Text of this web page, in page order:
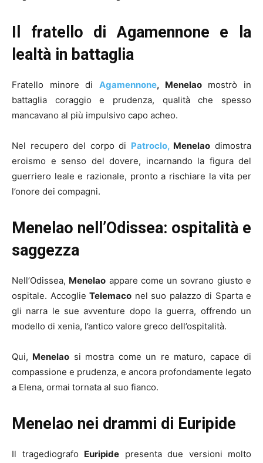
Il fratello di Agamennone e la
lealtà in battaglia
Fratello minore di Agamennone, Menelaomostrò in
battaglia coraggio e prudenza, qualità che spesso
mancavano al più impulsivo capo acheo.
Nel recupero del corpo di Patroclo,Menelao dimostra
eroismo e senso del dovere, incarnando la figura del
guerriero leale e razionale, pronto a rischiare la vita per
l’onore dei compagni.
Menelao nell’Odissea: ospitalità e
saggezza
Nell’Odissea, Menelao appare come un sovrano giusto e
ospitale. Accoglie Telemaco nel suo palazzo di Sparta e
gli narra le sue avventure dopo la guerra, offrendo un
modello di xenia, l’antico valore greco dell’ospitalità.
Qui, Menelao si mostra come un re maturo, capace di
compassione e prudenza, e ancora profondamente legato
a Elena, ormai tornata al suo fianco.
Menelao nei drammi di Euripide
Il tragediografo Euripide presenta due versioni molto